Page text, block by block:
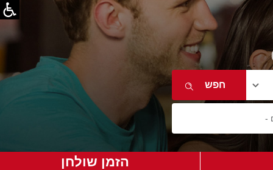
הזמן שולחן